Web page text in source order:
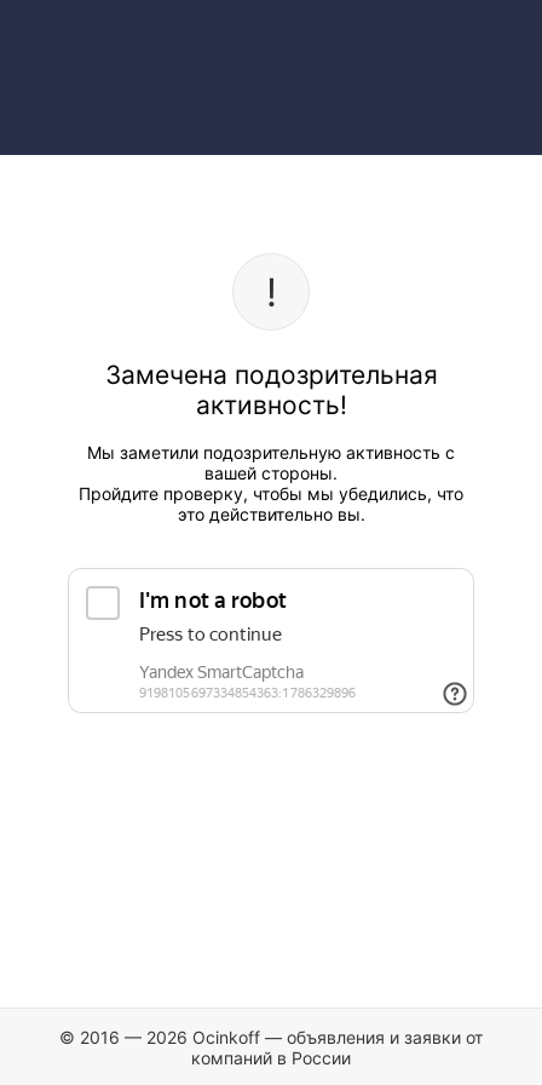
Замечена подозрительная
активность!
Мы заметили подозрительную активность с
вашей стороны.
Пройдите проверку, чтобы мы убедились, что
это действительно вы.
© 2016 — 2026 Ocinkoff — объявления и заявки от
компаний в России